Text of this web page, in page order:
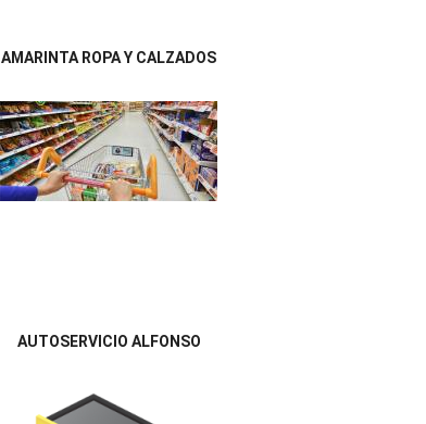
AMARINTA ROPA Y CALZADOS
AUTOSERVICIO ALFONSO